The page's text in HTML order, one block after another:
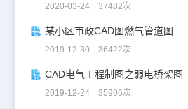
2020-03-24 37482次
某小区市政CAD图燃气管道图
2019-12-30 36422次
CAD电气工程制图之弱电桥架图
2019-12-24 35906次